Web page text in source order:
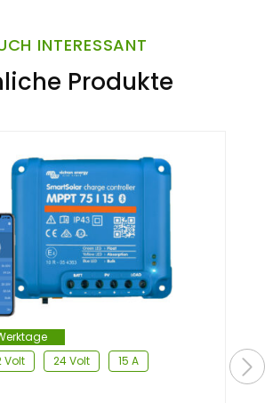
INTERESSANT
Produkte
Volt 24 Volt 15 A